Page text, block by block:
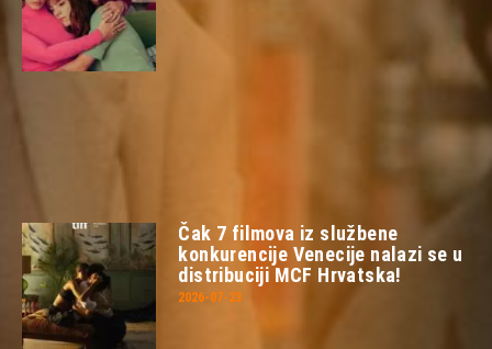
Čak 7 filmova iz službene
konkurencije Venecije nalazi se u
distribuciji MCF Hrvatska!
2026-07-23